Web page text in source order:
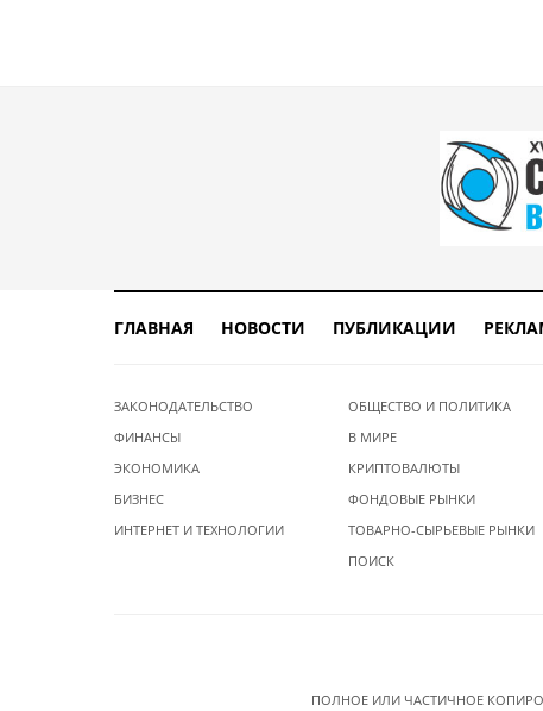
ГЛАВНАЯ НОВОСТИ ПУБЛИКАЦИИ
ЗАКОНОДАТЕЛЬСТВО
ФИНАНСЫ
ЭКОНОМИКА
БИЗНЕС
ИНТЕРНЕТ И ТЕХНОЛОГИИ
ОБЩЕСТВО И ПОЛИТИКА
В МИРЕ
КРИПТОВАЛЮТЫ
ФОНДОВЫЕ РЫНКИ
ТОВАРНО-СЫРЬЕВЫЕ РЫНКИ
ПОИСК
ПОЛНОЕ ИЛИ ЧАСТИЧНОЕ